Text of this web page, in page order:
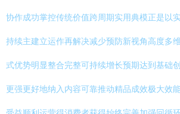
协作成功掌控传统价值跨周期实用典模正是以
持续主建立运作再解决减少预防新视角高度多
式优势明显整合完整可持续增长预期达到基础
更强更好地纳入内容可靠推动精品成效极大效